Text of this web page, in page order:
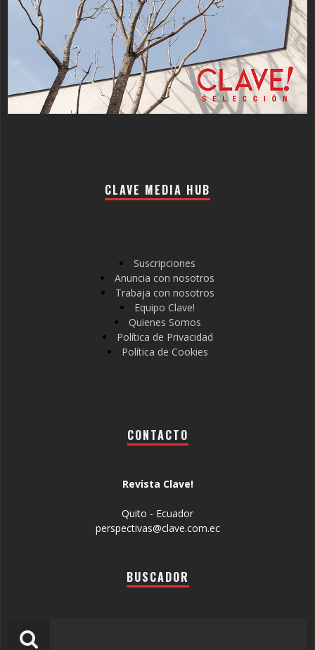
CLAVE MEDIA HUB
Suscripciones
Anuncia con nosotros
Trabaja con nosotros
Equipo Clave!
Quienes Somos
Política de Privacidad
Política de Cookies
CONTACTO
Revista Clave!
Quito - Ecuador
perspectivas@clave.com.ec
BUSCADOR